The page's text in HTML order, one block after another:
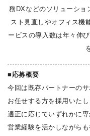
務DXなどのソリューショ
スト見直しやオフィス機
ービスの導入数は年々伸
■応募概要
今回は既存パートナーの
お任せする方を採用いたし
適正に応じていずれかに
営業経験を活かしながら